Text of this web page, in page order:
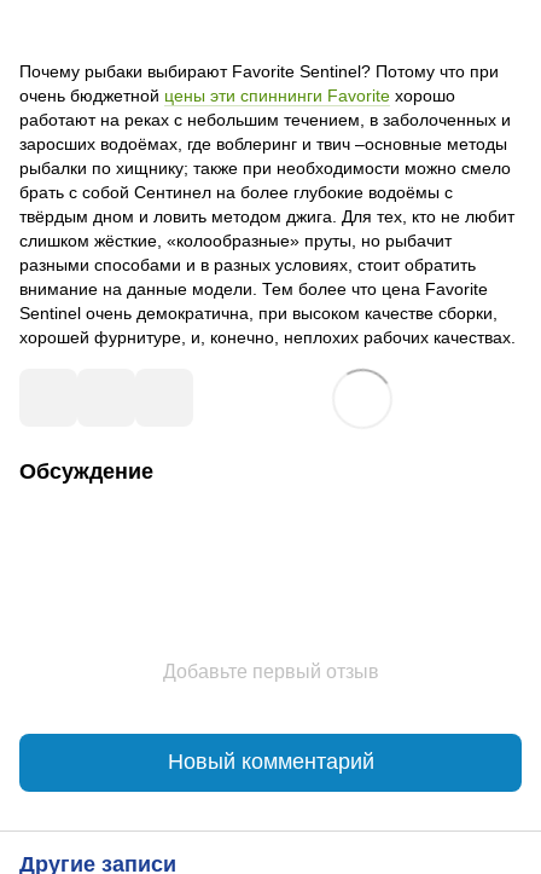
Почему рыбаки выбирают Favorite Sentinel? Потому что при
очень бюджетной цены эти спиннинги Favorite хорошо
работают на реках с небольшим течением, в заболоченных и
заросших водоёмах, где воблеринг и твич –основные методы
рыбалки по хищнику; также при необходимости можно смело
брать с собой Сентинел на более глубокие водоёмы с
твёрдым дном и ловить методом джига. Для тех, кто не любит
слишком жёсткие, «колообразные» пруты, но рыбачит
разными способами и в разных условиях, стоит обратить
внимание на данные модели. Тем более что цена Favorite
Sentinel очень демократична, при высоком качестве сборки,
хорошей фурнитуре, и, конечно, неплохих рабочих качествах.
Обсуждение
Добавьте первый отзыв
Новый комментарий
Другие записи